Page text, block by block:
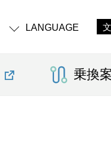
LANGUAGE
乗換